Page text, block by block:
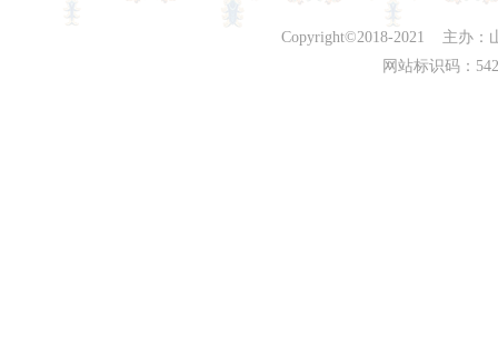
Copyright©2018-2021 主办：
网站标识码：